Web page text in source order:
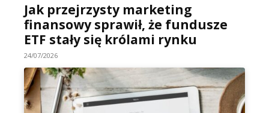
Jak przejrzysty marketing
finansowy sprawił, że fundusze
ETF stały się królami rynku
24/07/2026